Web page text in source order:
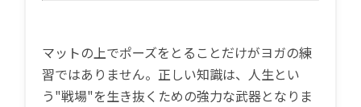
マットの上でポーズをとることだけがヨガの練
習ではありません。正しい知識は、人生とい
う"戦場"を生き抜くための強力な武器となりま